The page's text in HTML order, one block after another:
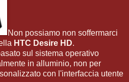
Non possiamo non soffermarci
HTC Desire HD.
sul sistema operativo
in alluminio, non per
con l'interfaccia utente